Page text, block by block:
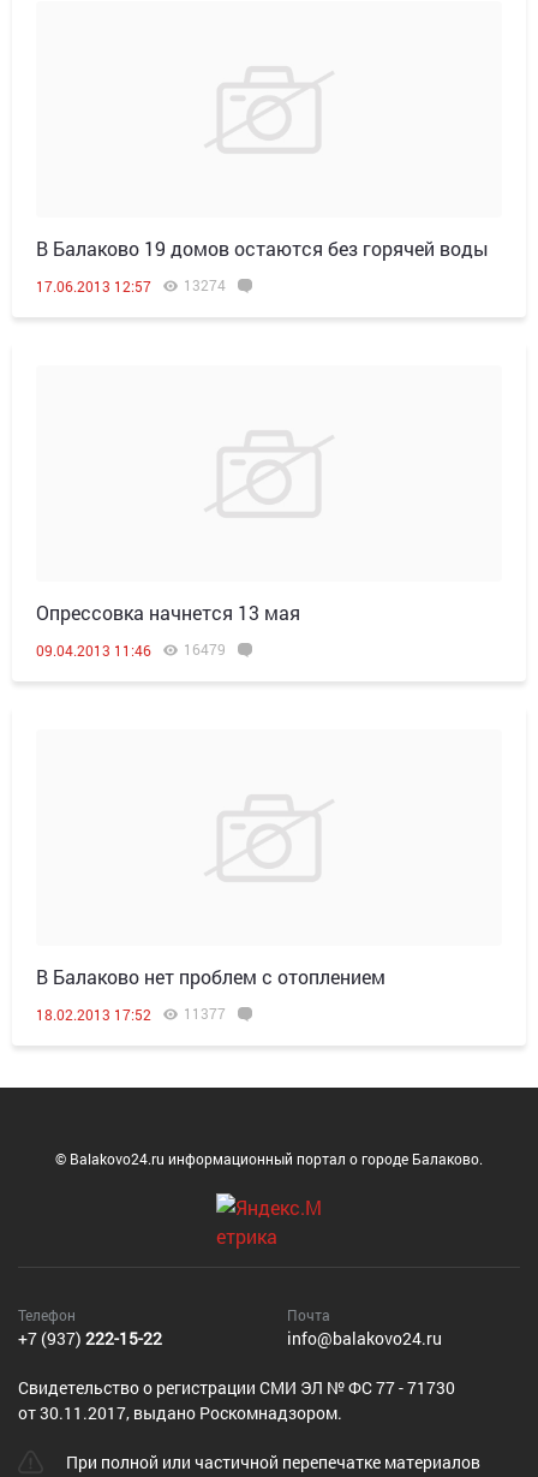
В Балаково 19 домов остаются без горячей воды
17.06.2013 12:57 13274
Опрессовка начнется 13 мая
09.04.2013 11:46 16479
В Балаково нет проблем с отоплением
18.02.2013 17:52 11377
© Balakovo24.ru информационный портал о городе Балаково.
Телефон
+7 (937) 222-15-22
Почта
info@balakovo24.ru
Cвидетельство о регистрации СМИ ЭЛ № ФС 77 - 71730
от 30.11.2017, выдано Роскомнадзором.
При полной или частичной перепечатке материалов